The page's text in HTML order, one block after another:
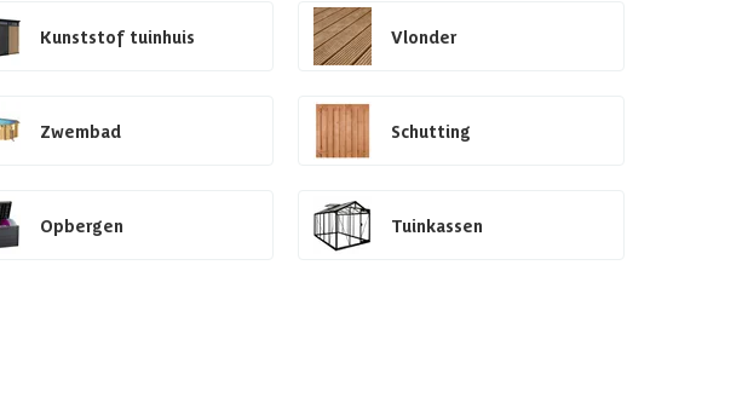
Kunststof tuinhuis Vlonder
Zwembad Schutting
Opbergen Tuinkassen